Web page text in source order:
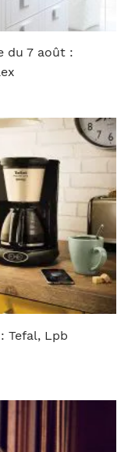
du 7 août :
Tefal, Lpb